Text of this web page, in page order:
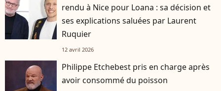
rendu à Nice pour Loana : sa décision et
ses explications saluées par Laurent
Ruquier
12 avril 2026
Philippe Etchebest pris en charge après
avoir consommé du poisson